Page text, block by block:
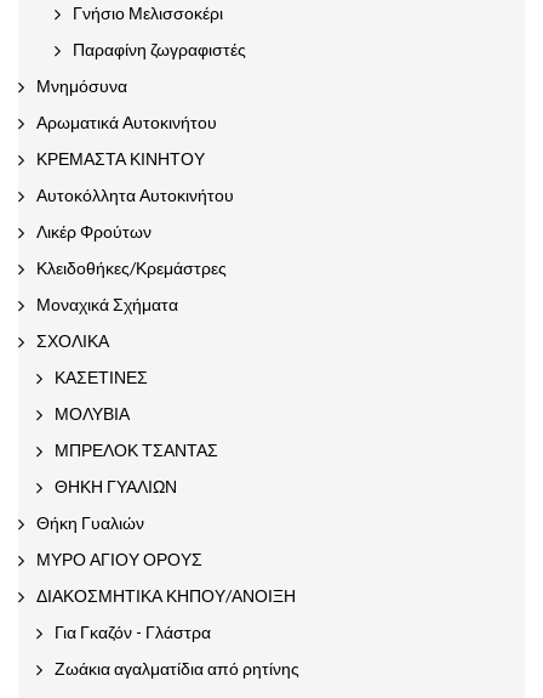
Γνήσιο Μελισσοκέρι
Παραφίνη ζωγραφιστές
Μνημόσυνα
Αρωματικά Αυτοκινήτου
ΚΡΕΜΑΣΤΑ ΚΙΝΗΤΟΥ
Αυτοκόλλητα Αυτοκινήτου
Λικέρ Φρούτων
Κλειδοθήκες/Κρεμάστρες
Μοναχικά Σχήματα
ΣΧΟΛΙΚΑ
ΚΑΣΕΤΙΝΕΣ
ΜΟΛΥΒΙΑ
ΜΠΡΕΛΟΚ ΤΣΑΝΤΑΣ
ΘΗΚΗ ΓΥΑΛΙΩΝ
Θήκη Γυαλιών
ΜΥΡΟ ΑΓΙΟΥ ΟΡΟΥΣ
ΔΙΑΚΟΣΜΗΤΙΚΑ ΚΗΠΟΥ/ΑΝΟΙΞΗ
Για Γκαζόν - Γλάστρα
Ζωάκια αγαλματίδια από ρητίνης